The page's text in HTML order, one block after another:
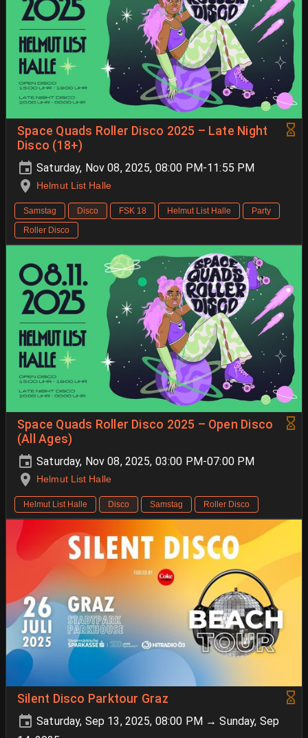
Space Quads Roller Disco 2025 – Late Night
Disco (18+)
Saturday, Nov 08, 2025, 08:00 PM-11:55 PM
Helmut List Halle
Samstag Disco FSK 18 Helmut List Halle
Party
Roller Disco
Space Quads Roller Disco 2025 – Open Disco
(All Ages)
Saturday, Nov 08, 2025, 03:00 PM-07:00 PM
Helmut List Halle
Helmut List Halle Disco Samstag Roller Disco
Silent Disco Parktour Graz
Saturday, Sep 13, 2025, 08:00 PM → Sunday, Sep